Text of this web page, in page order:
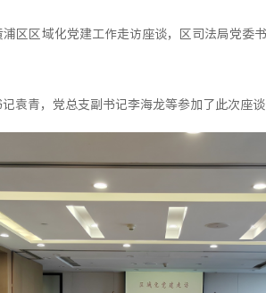
区区域化党建工作走访座谈，区司法局党
袁青，党总支副书记李海龙等参加了此次座谈